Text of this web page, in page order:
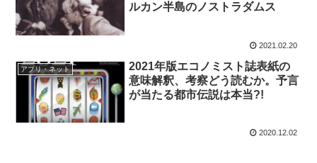
ルカン半島のノストラダムス
2021.02.20
アプリ・ネット
2021年版エコノミスト誌表紙の
意味解釈、考察どう読むか。予言
が当たる都市伝説は本当?!
2020.12.02